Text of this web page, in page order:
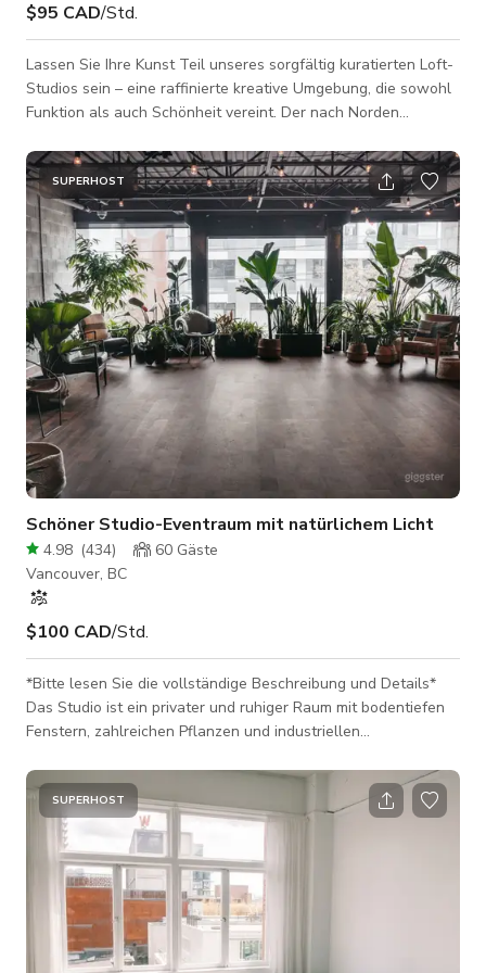
$95 CAD/Std.
Lassen Sie Ihre Kunst Teil unseres sorgfältig kuratierten Loft-
Studios sein – eine raffinierte kreative Umgebung, die sowohl
Funktion als auch Schönheit vereint. Der nach Norden
wird von 16 Fuß hohen Decken und klaren weißen Wänden
eingerahmt, was die ideale Kulisse für Foto- und
Videoproduktionen sowie für unvergessliche Veranstaltungen
schafft. Jedes Detail wurde bedacht: maßgefertigte
Möbelstücke und eine eklektische S
SUPERHOST
Schöner Studio-Eventraum mit natürlichem Licht
4.98 (434) 60 Gäste
Vancouver, BC
$100 CAD/Std.
*Bitte lesen Sie die vollständige Beschreibung und Details*
Das Studio ist ein privater und ruhiger Raum mit bodentiefen
Fenstern, zahlreichen Pflanzen und industriellen
intime Zusammenkünfte und Veranstaltungen! Es ist ein
privater Raum im zweiten Stock eines Bäckerei-Café-Ladens.
Das Erdgeschoss beherbergt den Einzelhandelsladen und das
Café. Der Zugang zum zweiten Stock erfolgt durch den Laden
oder durch eine große Ladebuch
SUPERHOST